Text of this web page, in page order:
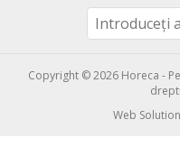
Copyright © 2026 Horeca -
Web